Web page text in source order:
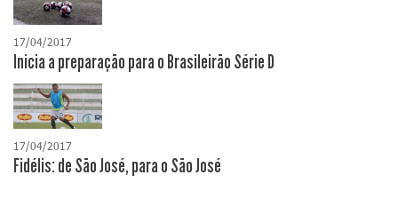
17/04/2017
Inicia a preparação para o Brasileirão Série D
17/04/2017
Fidélis: de São José, para o São José